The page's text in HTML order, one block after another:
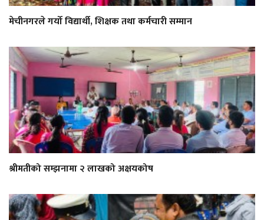
मेचीनगरले गर्यो विद्यार्थी, शिक्षक तथा कर्मचारी सम्मान
श्रीमतीको सम्झनामा २ लाखको अक्षयकोष